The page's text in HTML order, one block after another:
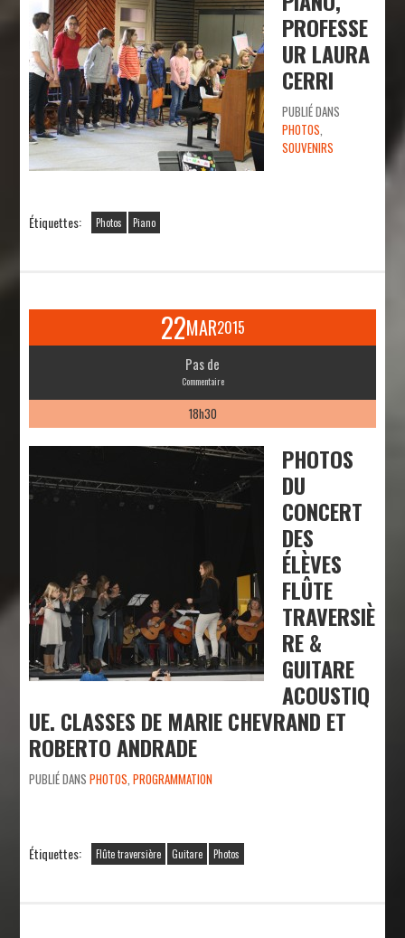
PROFESSE
UR LAURA
CERRI
PUBLIÉ DANS
PHOTOS
SOUVENIRS
Étiquettes: Photos Piano
22MAR2015
Pas de
Commentaire
18h30
PHOTOS
DU
CONCERT
DES
ÉLÈVES
FLÛTE
TRAVERSIÈ
RE &
GUITARE
ACOUSTIQ
UE. CLASSES DE MARIE CHEVRAND ET
ROBERTO ANDRADE
PUBLIÉ DANSPHOTOS ,PROGRAMMATION
Étiquettes: Flûte traversière Guitare Photos